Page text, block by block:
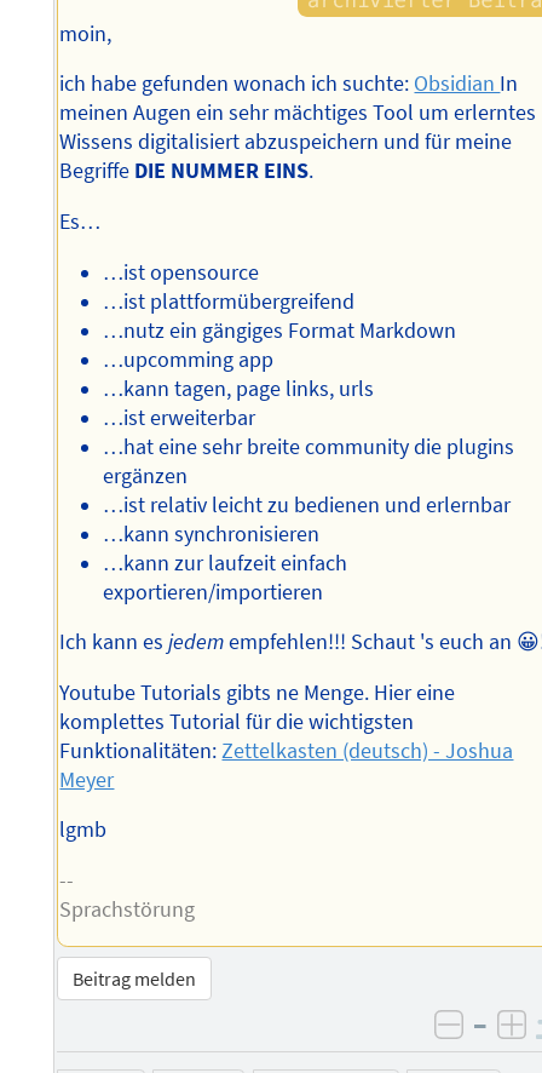
moin,
ich habe gefunden wonach ich suchte: Obsidian In
meinen Augen ein sehr mächtiges Tool um erlerntes
Wissens digitalisiert abzuspeichern und für meine
Begriffe DIE NUMMER EINS.
Es…
…ist opensource
…ist plattformübergreifend
…nutz ein gängiges Format Markdown
…upcomming app
…kann tagen, page links, urls
…ist erweiterbar
…hat eine sehr breite community die plugins
ergänzen
…ist relativ leicht zu bedienen und erlernbar
…kann synchronisieren
…kann zur laufzeit einfach
exportieren/importieren
Ich kann esjedemempfehlen!!! Schaut 's euch an
Youtube Tutorials gibts ne Menge. Hier eine
komplettes Tutorial für die wichtigsten
Funktionalitäten:Zettelkasten (deutsch) - Joshua
Meyer
lgmb
--
Sprachstörung
Beitrag melden
–